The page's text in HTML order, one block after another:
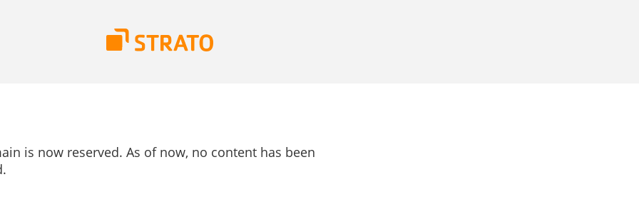
is now reserved. As of now, no content has been